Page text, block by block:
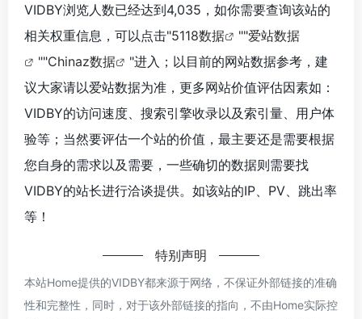
VIDBY浏览人数已经达到4,035，如你需要查询该站的
相关权重信息，可以点击"5118数据 ""爱站数据
""Chinaz数据
"进入；以目前的网站数据参考，建
议大家请以爱站数据为准，更多网站价值评估因素如：
VIDBY的访问速度、搜索引擎收录以及索引量、用户体
验等；当然要评估一个站的价值，最主要还是需要根据
您自身的需求以及需要，一些确切的数据则需要找
VIDBY的站长进行洽谈提供。如该站的IP、PV、跳出率
等！
特别声明
本站Home提供的VIDBY都来源于网络，不保证外部链接的准确
性和完整性，同时，对于该外部链接的指向，不由Home实际控